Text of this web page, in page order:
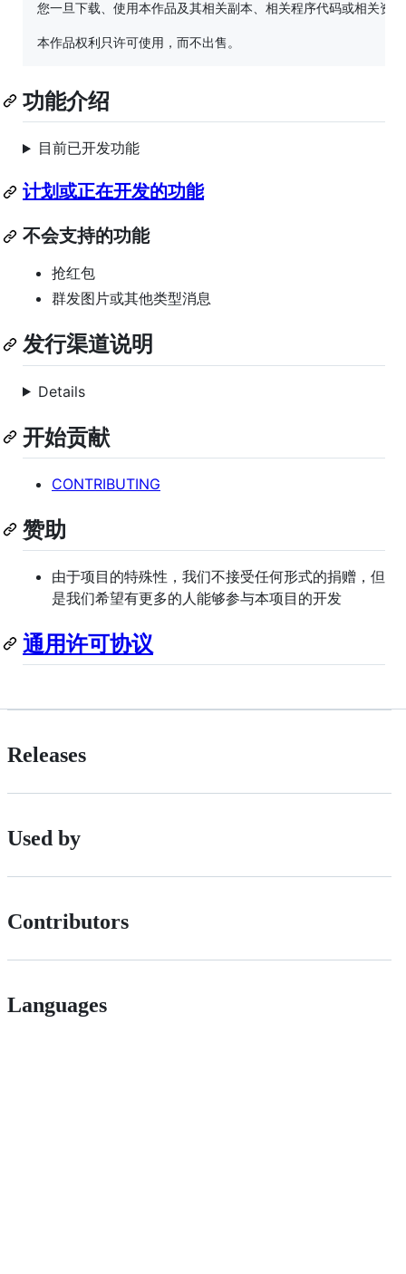
您一旦下载、使用本作品及其相关副本、相关程序代码或相关资
功能介绍
目前已开发功能
计划或正在开发的功能
不会支持的功能
抢红包
群发图片或其他类型消息
发行渠道说明
Details
开始贡献
CONTRIBUTING
赞助
由于项目的特殊性，我们不接受任何形式的捐赠，但
是我们希望有更多的人能够参与本项目的开发
通用许可协议
Releases
Used by
Contributors
Languages